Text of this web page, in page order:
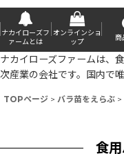
ナカイローズフ
ァームとは
オンラインショ
ップ
商
ナカイローズファームは、
次産業の会社です。国内で
TOPページ > バラ苗をえらぶ >
食